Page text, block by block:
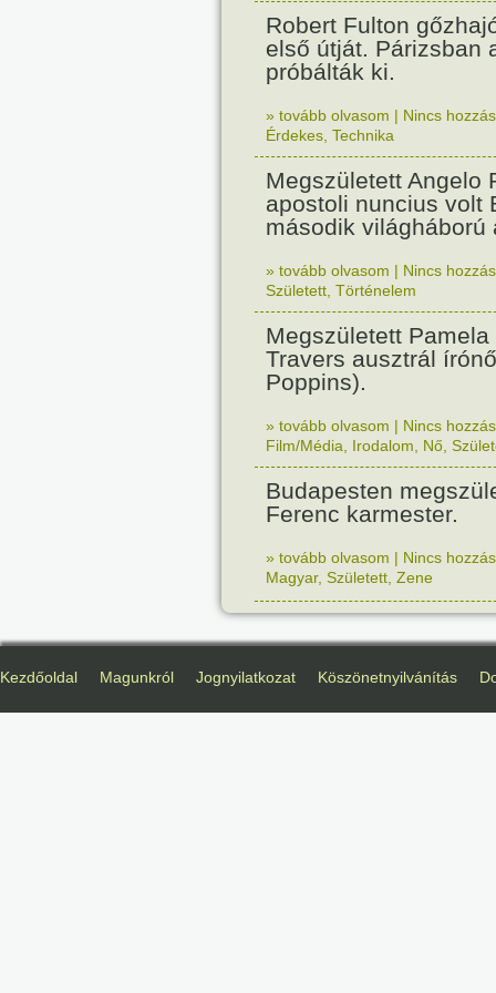
Robert Fulton
első útját. Párizsban
próbálták ki.
» tovább olvasom | Nincs
Érdekes Technika
Megszületett Angelo
apostoli nuncius volt
második világháború
» tovább olvasom | Nincs
Született Történelem
Megszületett Pamela
Travers ausztrál
Poppins).
» tovább olvasom | Nincs
Film/Média
Irodalom Nő
Budapesten
Ferenc karmester.
» tovább olvasom | Nincs
Magyar, Született Zene
Kezdőoldal Magunkról Jognyilatkozat Köszönetnyilvánítás